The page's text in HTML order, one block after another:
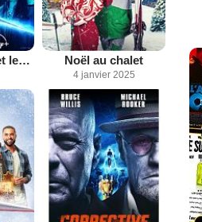
Percy Jackson et les Olympiens Noël au chalet
4 janvier 2025